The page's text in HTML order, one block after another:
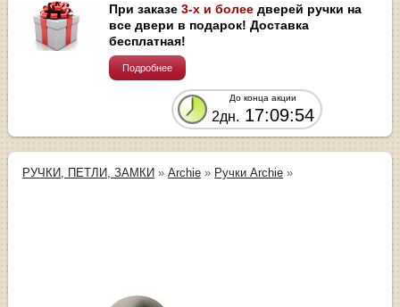
При заказе3-х и более дверей ручки на
все двери в подарок! Доставка
бесплатная!
Подробнее
До конца акции
2дн. 17:09:54
РУЧКИ, ПЕТЛИ, ЗАМКИ »Archie » Ручки Archie »